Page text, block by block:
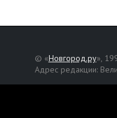
© «Новгород.ру»,
Адрес редакции: